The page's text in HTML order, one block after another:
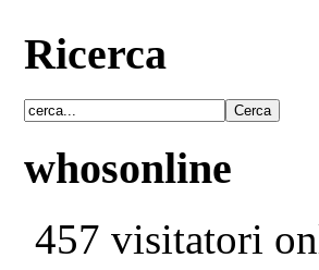
Ricerca
whosonline
457 visitatori